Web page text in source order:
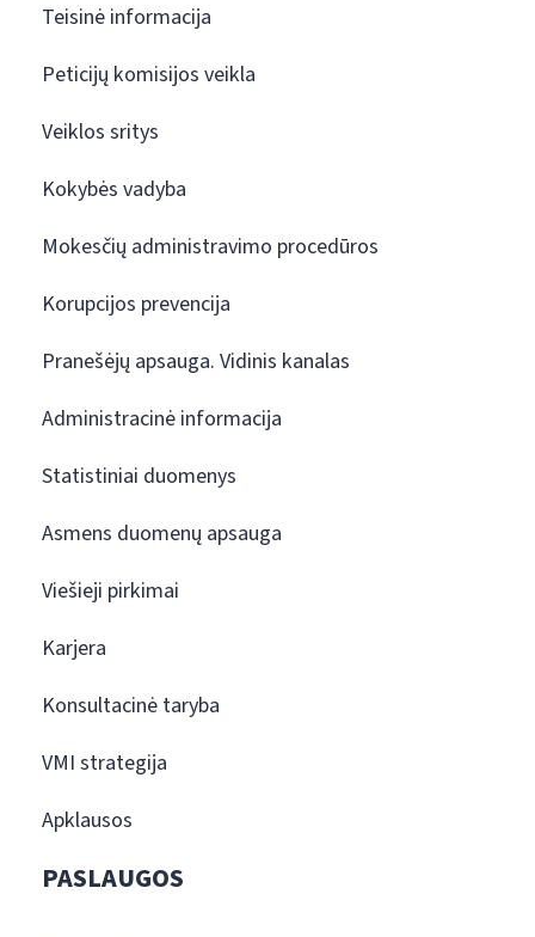
Teisinė informacija
Peticijų komisijos veikla
Veiklos sritys
Kokybės vadyba
Mokesčių administravimo procedūros
Korupcijos prevencija
Pranešėjų apsauga. Vidinis kanalas
Administracinė informacija
Statistiniai duomenys
Asmens duomenų apsauga
Viešieji pirkimai
Karjera
Konsultacinė taryba
VMI strategija
Apklausos
PASLAUGOS